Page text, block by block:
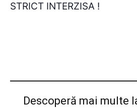
STRICT INTERZISA !
Descoperă mai multe